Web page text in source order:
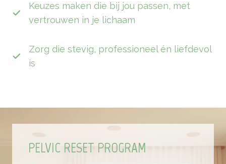
Keuzes maken die bij jou passen, met
vertrouwen in je lichaam
Zorg die stevig, professioneel én liefdevol
is
PELVIC RESET PROGRAM